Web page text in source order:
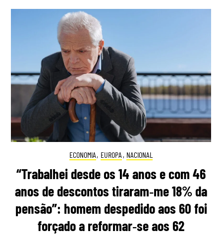
ECONOMIA, EUROPA , NACIONAL
“Trabalhei desde os 14 anos e com 46
anos de descontos tiraram‑me 18% da
pensão”: homem despedido aos 60 foi
forçado a reformar‑se aos 62